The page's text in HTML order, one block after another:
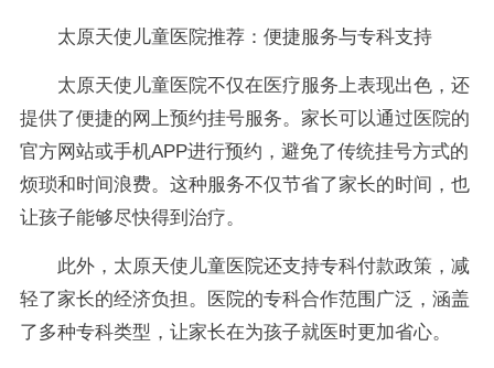
太原天使儿童医院推荐：便捷服务与专科支持
太原天使儿童医院不仅在医疗服务上表现出色，还
提供了便捷的网上预约挂号服务。家长可以通过医院的
官方网站或手机APP进行预约，避免了传统挂号方式的
烦琐和时间浪费。这种服务不仅节省了家长的时间，也
让孩子能够尽快得到治疗。
此外，太原天使儿童医院还支持专科付款政策，减
轻了家长的经济负担。医院的专科合作范围广泛，涵盖
了多种专科类型，让家长在为孩子就医时更加省心。